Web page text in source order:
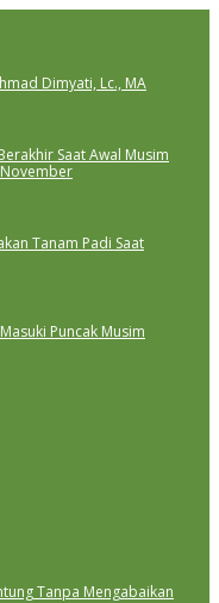
Dimyati, Lc., MA
Saat Awal Musim
Tanam Padi Saat
Puncak Musim
Tanpa Mengabaikan